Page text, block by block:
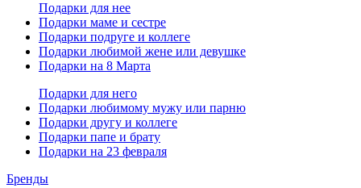
Подарки для нее
Подарки маме и сестре
Подарки подруге и коллеге
Подарки любимой жене или девушке
Подарки на 8 Марта
Подарки для него
Подарки любимому мужу или парню
Подарки другу и коллеге
Подарки папе и брату
Подарки на 23 февраля
Бренды